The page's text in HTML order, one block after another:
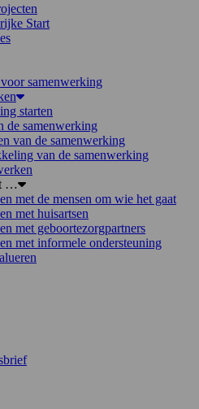
Start
samenwerking
starten
de samenwerking
van de samenwerking
van de samenwerking
…
met de mensen om wie het gaat
met huisartsen
met geboortezorgpartners
met informele ondersteuning